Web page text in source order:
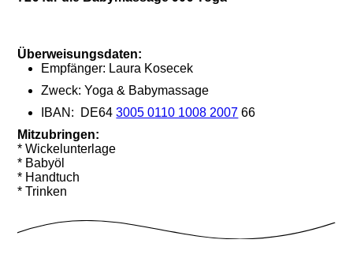
Überweisungsdaten:
Empfänger: Laura Kosecek
Zweck: Yoga & Babymassage
IBAN: DE643005 0110 1008 2007 66
Mitzubringen:
* Wickelunterlage
* Babyöl
* Handtuch
* Trinken